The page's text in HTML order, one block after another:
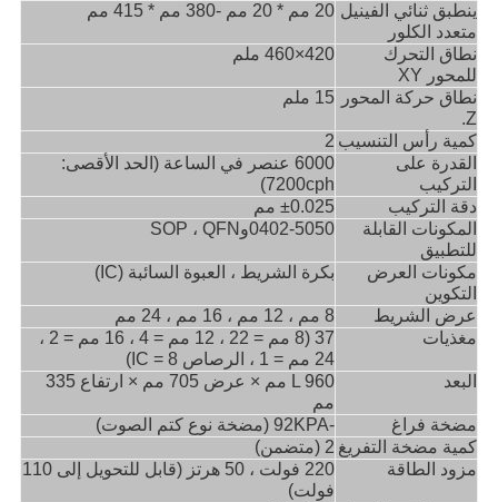
ينطبق ثنائي الفينيل
متعدد الكلور
20 مم * 20 مم -380 مم * 415 مم
نطاق التحرك
للمحور XY
420
×460 ملم
نطاق حركة المحور
Z.
15 ملم
كمية رأس التنسيب 2
القدرة على
التركيب
6000 عنصر في الساعة (الحد الأقصى:
7200cph)
دقة التركيب
±0.025 مم
المكونات القابلة
للتطبيق
0402-5050و SOP ، QFN
مكونات العرض
التكوين
بكرة الشريط ، العبوة السائبة (IC)
عرض الشريط
8 مم ، 12 مم ، 16 مم ، 24 مم
مغذيات
37 (8 مم = 22 ، 12 مم = 4 ، 16 مم = 2 ،
24 مم = 1 ، الرصاص IC = 8)
البعد
L 960 مم × عرض 705 مم × ارتفاع 335
مم
مضخة فراغ
-92KPA (مضخة نوع كتم الصوت)
كمية مضخة التفريغ 2 (متضمن)
مزود الطاقة
220 فولت ، 50 هرتز (
قابل للتحويل إلى 110
فولت)